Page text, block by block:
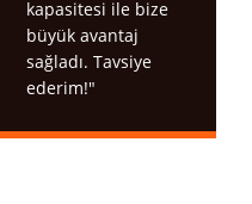
kapasitesi ile bize
büyük avantaj
sağladı. Tavsiye
ederim!"